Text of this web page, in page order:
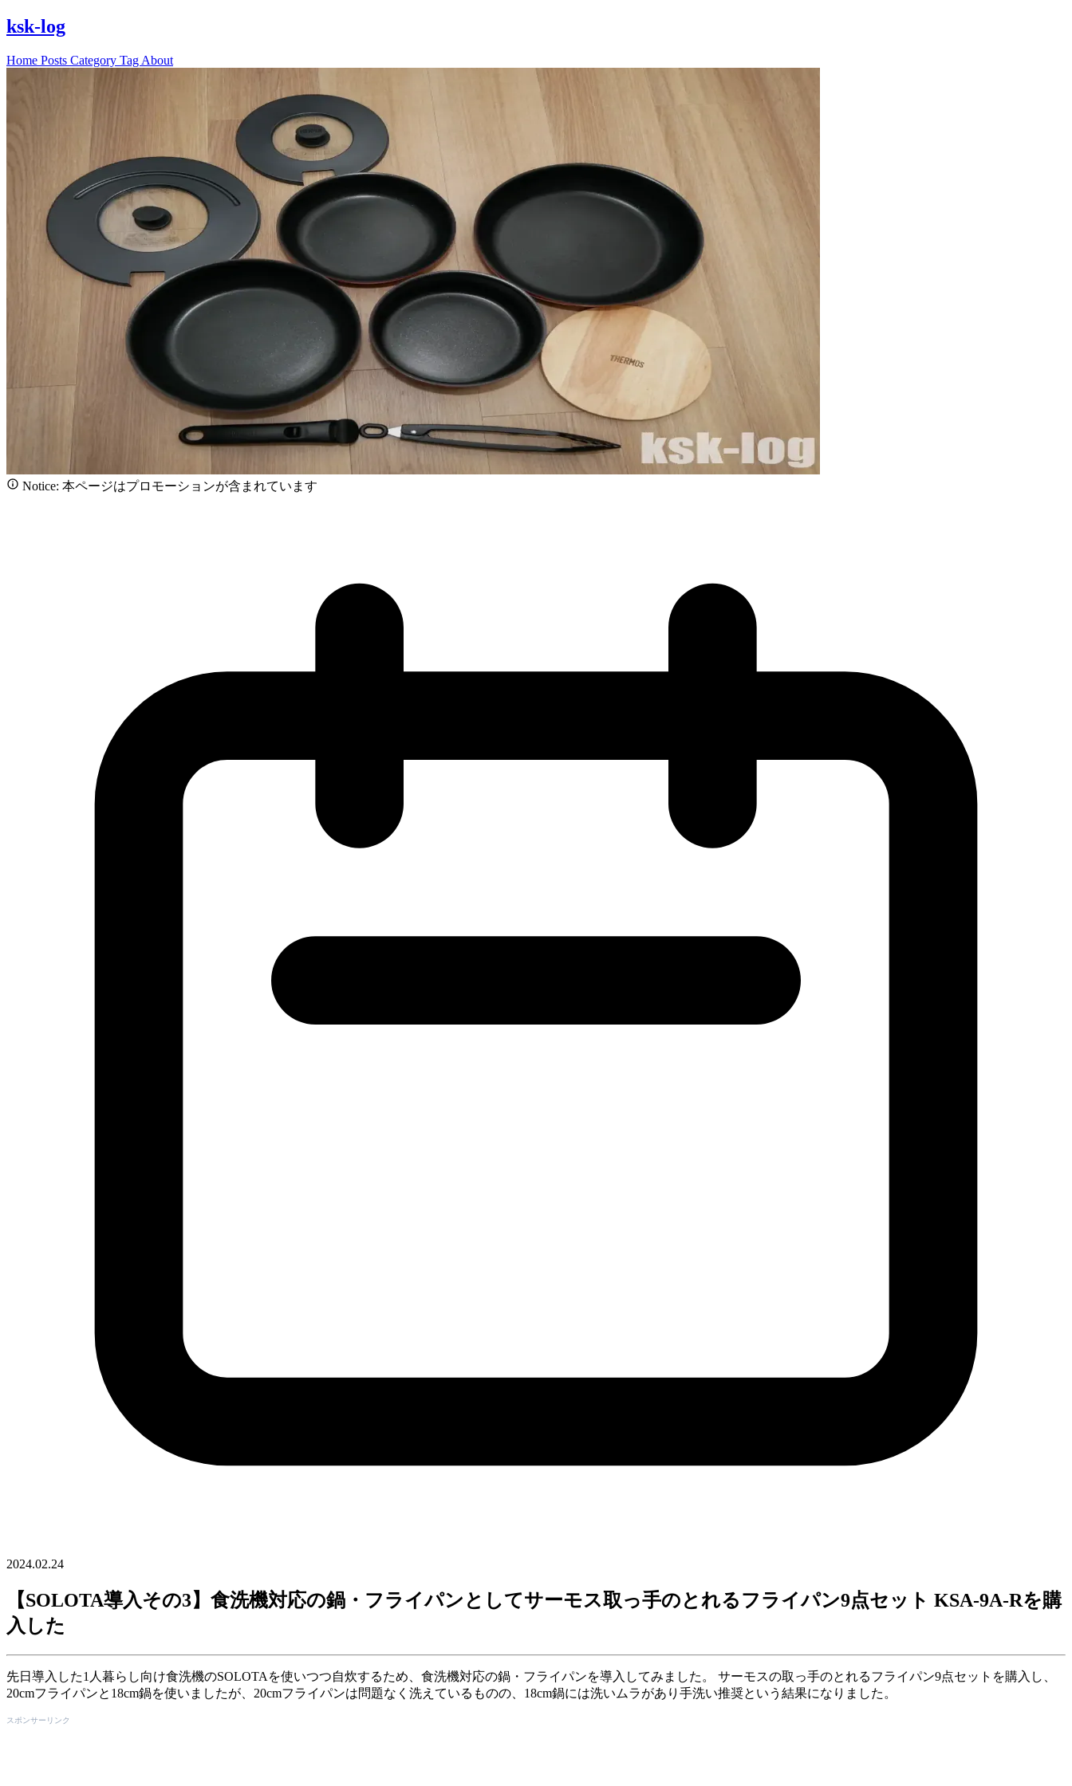
ksk-log
Home Posts Category Tag About
Notice: 本ページはプロモーションが含まれています
2024.02.24
【SOLOTA導入その3】食洗機対応の鍋・フライパンとしてサーモス取っ手のとれるフライパン9点セット KSA-9A-Rを購
入した
先日導入した1人暮らし向け食洗機のSOLOTAを使いつつ自炊するため、食洗機対応の鍋・フライパンを導入してみました。 サーモスの取っ手のとれるフライパン9点セットを購入し、
20cmフライパンと18cm鍋を使いましたが、20cmフライパンは問題なく洗えているものの、18cm鍋には洗いムラがあり手洗い推奨という結果になりました。
スポンサーリンク